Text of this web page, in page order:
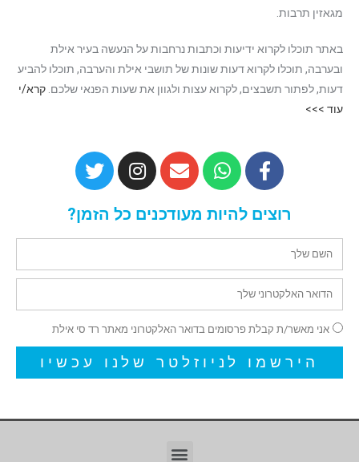
מגאזין תרבות.
באתר תוכלו לקרוא ידיעות וכתבות נרחבות על הנעשה בעיר אילת
ובערבה, תוכלו לקרוא דעות שונות של תושבי אילת והערבה, תוכלו להביע
דעות, לפתור תשבצים, לקרוא עצות ולגוון את שעות הפנאי שלכם. קרא/י
עוד >>>
רוצים להיות מעודכנים כל הזמן?
אני מאשר/ת קבלת פרסומים בדואר האלקטרוני מאתר רד סי אילת
הירשמו לניוזלטר שלנו עכשיו